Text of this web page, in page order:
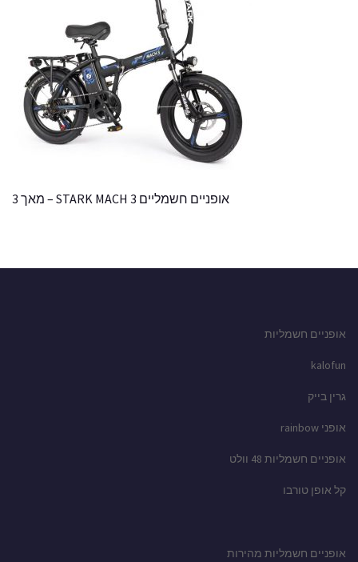
אופניים חשמליים STARK MACH 3 – מאך 3
אופניים חשמליות
kalofun
גרין בייק
אופני rainbow
אופניים חשמליות 48 וולט
קל אופן טורבו
אופניים חשמליות מהירות